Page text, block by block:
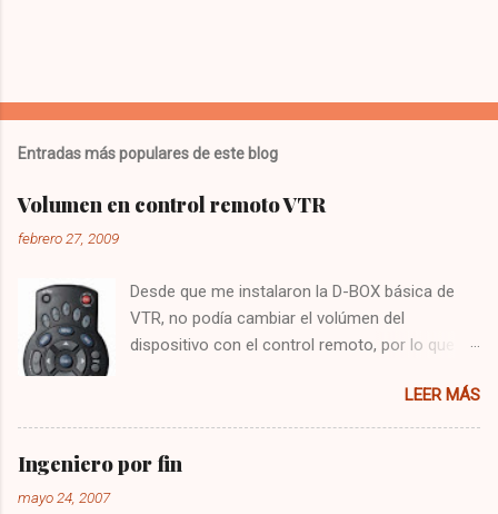
Entradas más populares de este blog
Volumen en control remoto VTR
febrero 27, 2009
Desde que me instalaron la D-BOX básica de
VTR, no podía cambiar el volúmen del
dispositivo con el control remoto, por lo que
audio, y el de VTR para cambiar los canales,
algo bastante molesto. Hoy me puse a buscar
en google y encontré la solución : Presionar
una vez la tecla CBL Presionar sin soltar la
LEER MÁS
Ingeniero por fin
mayo 24, 2007